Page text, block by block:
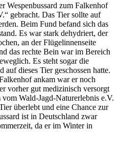
Wespenbussard zum Falkenhof
gebracht. Das Tier sollte auf
Beim Fund befand sich das
Es war stark dehydriert, der
an der Flügelinnenseite
das rechte Bein war im Bereich
Es steht sogar die
auf dieses Tier geschossen hatte.
ankam war er noch
vorher gut medizinisch versorgt
Wald-Jagd-Naturerlebnis e.V.
überlebt und eine Chance zur
ist in Deutschland zwar
da er im Winter in